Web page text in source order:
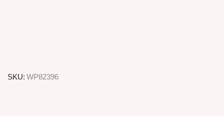
SKU: WP82396